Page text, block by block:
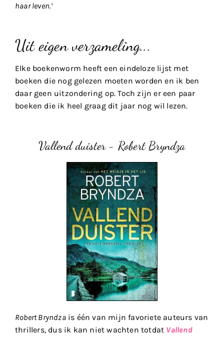
haar leven.’
Uit eigen verzameling...
Elke boekenworm heeft een eindeloze lijst met
boeken die nog gelezen moeten worden en ik ben
daar geen uitzondering op. Toch zijn er een paar
boeken die ik heel graag dit jaar nog wil lezen.
Vallend duister - Robert Bryndza
Robert Bryndzais één van mijn favoriete auteurs van
thrillers, dus ik kan niet wachten totdat Vallend